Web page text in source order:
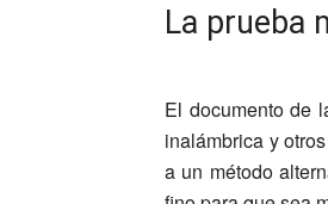
La prueba
El documento de
inalámbrica y
a un método